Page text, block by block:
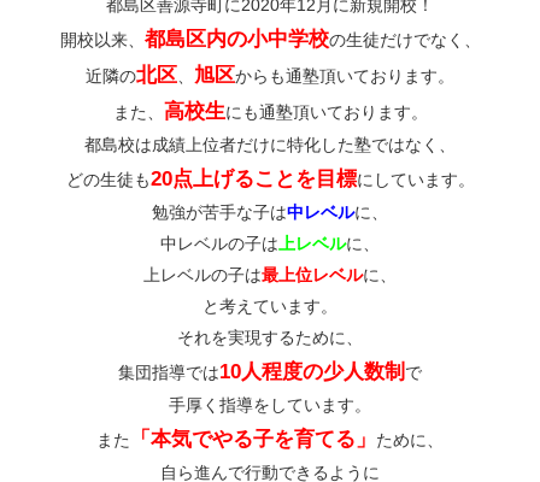
都島区善源寺町に2020年12月に新規開校！
開校以来、 都島区内の小中学校の生徒だけでなく、
近隣の北区、 旭区からも通塾頂いております。
また、 高校生にも通塾頂いております。
都島校は成績上位者だけに特化した塾ではなく、
どの生徒も20点上げることを目標にしています。
勉強が苦手な子は中レベルに、
中レベルの子は上レベルに、
上レベルの子は最上位レベルに、
と考えています。
それを実現するために、
集団指導では10人程度の少人数制 で
手厚く指導をしています。
また
「本気でやる子を育てる」
ために、
自ら進んで行動できるように